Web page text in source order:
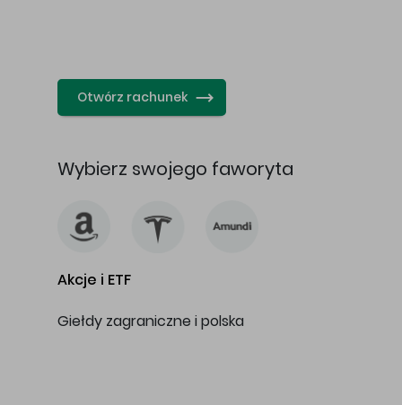
Otwórz rachunek
Wybierz swojego faworyta
Akcje i ETF
Giełdy zagraniczne i polska